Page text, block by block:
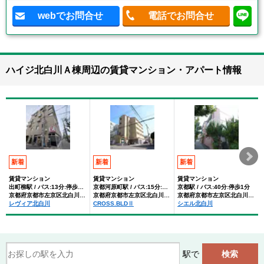
webでお問合せ 電話でお問合せ
ハイジ北白川Ａ棟周辺の賃貸マンション・アパート情報
新着
賃貸マンション
レヴィア北白川
新着
賃貸マンション
CROSS.BLDⅡ
新着
賃貸マンション
京都駅 / バス:40分:停歩1分
シエル北白川
駅で